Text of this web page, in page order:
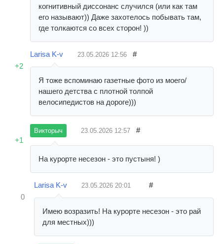
когнитивный диссонанс случился (или как там
его называют)) Даже захотелось побывать там,
где толкаются со всех сторон! ))
+2
Larisa K-v 23.05.2026 12:56 #
Я тоже вспоминаю газетные фото из моего/
нашего детства с плотной толпой
велосипедистов на дороге)))
+1
Викторыч 23.05.2026 12:57 #
На курорте несезон - это пустыня! )
0
Larisa K-v 23.05.2026 20:01 #
Имею возразить! На курорте несезон - это рай
для местных)))